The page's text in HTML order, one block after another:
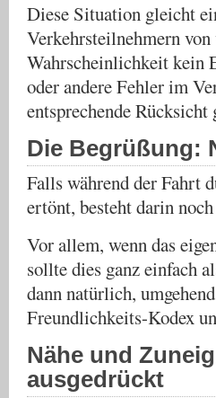
Diese Situation gleicht
Verkehrsteilnehmern
Wahrscheinlichkeit kein
oder andere Fehler im
entsprechende Rücksicht
Die Begrüßung:
Falls während der Fahrt
ertönt, besteht darin
Vor allem, wenn das
sollte dies ganz einfach
dann natürlich,
Freundlichkeits-Kodex
Nähe und
ausgedrückt